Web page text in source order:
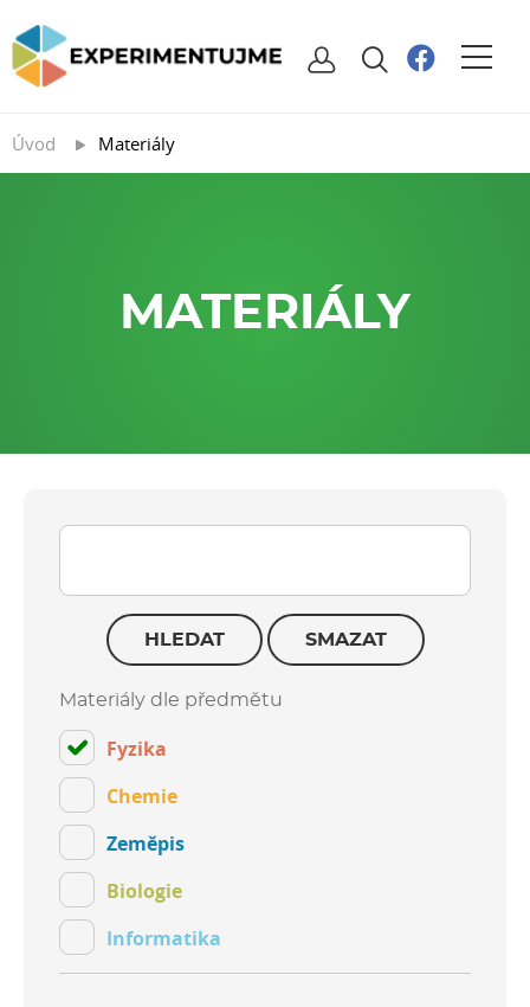
Úvod Materiály
MATERIÁLY
HLEDAT SMAZAT
Materiály dle předmětu
Fyzika
Chemie
Zeměpis
Biologie
Informatika